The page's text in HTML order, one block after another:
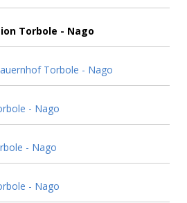
Torbole - Nago
Torbole - Nago
- Nago
- Nago
- Nago